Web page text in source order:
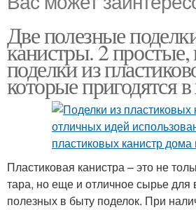
Две полезные
канистры. 2
поделки из
которые пригодятся в
Пластиковая канистра – это не
тара, но еще и отличное сырье
полезных в быту поделок. При